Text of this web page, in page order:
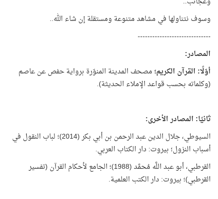
وسوف نتناولها في مشاهد متنوعة ومستقلة إن شاء الله..
------------------------------
المصادر:
أوّلًا: القرآن الكريم؛مصحف المدينة المنوّرة برواية حفص عن عاصم
(وكلماته بحسب قواعد الإملاء الحديثة).
ثانيًا: المصادر الأخرى:
السيوطي، جلال الدين عبد الرحمن بن أبي بكر (2014)؛ لباب النقول في
أسباب النزول؛ بيروت: دار الكتاب العربي.
القرطبي، أبو عبد اللَّه مُحمَّد (1988)؛ الجامع لأحكام القرآن (تفسير
القرطبي)؛ بيروت: دار الكتب العلمية.